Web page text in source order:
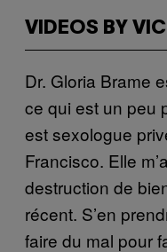
VIDEOS BY
Dr. Gloria Brame
ce qui est un peu
est sexologue
Francisco. Elle
destruction de
récent. S’en
faire du mal pour